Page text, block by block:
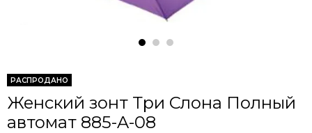
РАСПРОДАНО
Женский зонт Три Слона Полный
автомат 885-A-08